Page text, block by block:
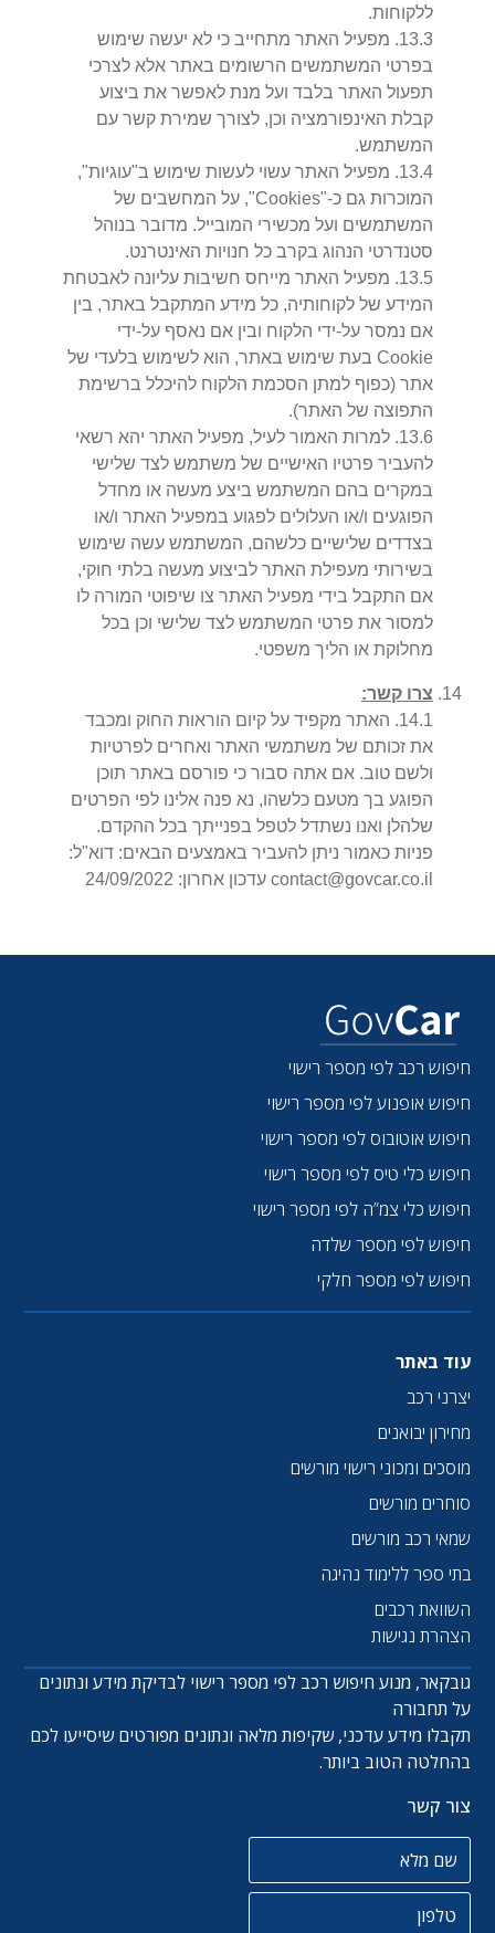
ללקוחות.
13.3
. מפעיל האתר מתחייב כי לא יעשה שימוש
בפרטי המשתמשים הרשומים באתר אלא לצרכי
תפעול האתר בלבד ועל מנת לאפשר את ביצוע
קבלת האינפורמציה וכן, לצורך שמירת קשר עם
המשתמש.
13.4
. מפעיל האתר עשוי לעשות שימוש ב"עוגיות",
המוכרות גם כ-"Cookies", על המחשבים של
המשתמשים ועל מכשירי המובייל. מדובר בנוהל
סטנדרטי הנהוג בקרב כל חנויות האינטרנט.
13.5
. מפעיל האתר מייחס חשיבות עליונה לאבטחת
המידע של לקוחותיה, כל מידע המתקבל באתר, בין
אם נמסר על-ידי הלקוח ובין אם נאסף על-ידי
Cookie בעת שימוש באתר, הוא לשימוש בלעדי של
אתר (כפוף למתן הסכמת הלקוח להיכלל ברשימת
התפוצה של האתר).
13.6
. למרות האמור לעיל, מפעיל האתר יהא רשאי
להעביר פרטיו האישיים של משתמש לצד שלישי
במקרים בהם המשתמש ביצע מעשה או מחדל
הפוגעים ו/או העלולים לפגוע במפעיל האתר ו/או
בצדדים שלישיים כלשהם, המשתמש עשה שימוש
בשירותי מעפילת האתר לביצוע מעשה בלתי חוקי,
אם התקבל בידי מפעיל האתר צו שיפוטי המורה לו
למסור את פרטי המשתמש לצד שלישי וכן בכל
מחלוקת או הליך משפטי.
צרו קשר:
14.1
. האתר מקפיד על קיום הוראות החוק ומכבד
את זכותם של משתמשי האתר ואחרים לפרטיות
ולשם טוב. אם אתה סבור כי פורסם באתר תוכן
הפוגע בך מטעם כלשהו, נא פנה אלינו לפי הפרטים
שלהלן ואנו נשתדל לטפל בפנייתך בכל ההקדם.
פניות כאמור ניתן להעביר באמצעים הבאים: דוא"ל:
contact@govcar.co.il עדכון אחרון: 24/09/2022
חיפוש רכב לפי מספר רישוי
חיפוש אופנוע לפי מספר רישוי
חיפוש אוטובוס לפי מספר רישוי
חיפוש כלי טיס לפי מספר רישוי
חיפוש כלי צמ”ה לפי מספר רישוי
חיפוש לפי מספר שלדה
חיפוש לפי מספר חלקי
עוד באתר
יצרני רכב
מחירון יבואנים
מוסכים ומכוני רישוי מורשים
סוחרים מורשים
שמאי רכב מורשים
בתי ספר ללימוד נהיגה
השוואת רכבים
הצהרת נגישות
גובקאר, מנוע חיפוש רכב לפי מספר רישוי לבדיקת מידע ונתונים
על תחבורה
תקבלו מידע עדכני, שקיפות מלאה ונתונים מפורטים שיסייעו לכם
בהחלטה הטוב ביותר.
צור קשר
טלפון